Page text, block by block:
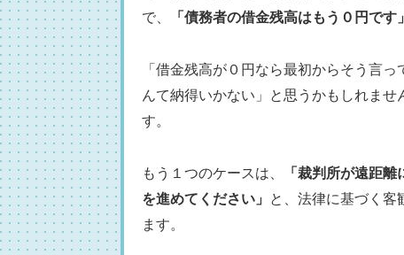
で、
「債務者の借金残高はもう０円で
「借金残高が０円なら最初からそう言
んて納得いかない」と思うかもしれま
す。
もう１つのケースは、
「裁判所が遠距
を進めてください」
と、法律に基づく客
ます。